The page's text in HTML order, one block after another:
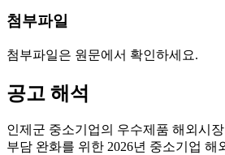
첨부파일
첨부파일은 원문에서 확인하세요.
공고 해석
인제군 중소기업의 우수제품 해외시
부담 완화를 위한 2026년 중소기업 해